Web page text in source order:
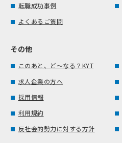
転職成功事例
よくあるご質問
その他
このあと、ど～なる？KYT
求人企業の方へ
採用情報
利用規約
反社会的勢力に対する方針